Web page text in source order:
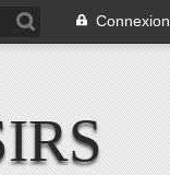
Connexion